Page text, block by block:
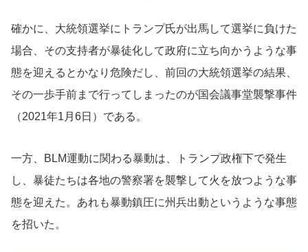
確かに、大統領選挙にトランプ氏が出馬して選挙に負けた
場合、その支持者が暴徒化して政府に立ち向かうような事
態を迎えるとかなり危険だし、前回の大統領選挙の結果、
その一歩手前まで行ってしまったのが国会議事堂襲撃事件
（2021年1月6日）である。
一方、BLM運動に関わる暴動は、トランプ政権下で発生
し、暴徒たちは各地の警察署を襲撃して火を放つような事
態を迎えた。あれも暴動鎮圧に州兵出動というような事態
を招いた。